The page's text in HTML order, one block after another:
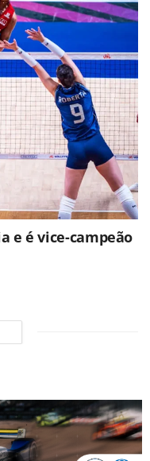
e é vice-campeão